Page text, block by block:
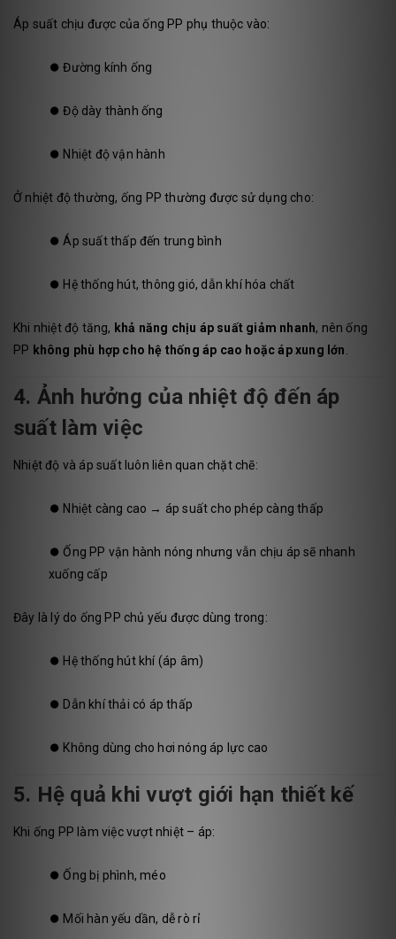
Áp suất chịu được của ống PP phụ thuộc vào:
⏺️Đường kính ống
⏺️Độ dày thành ống
⏺️ Nhiệt độ vận hành
Ở nhiệt độ thường, ống PP thường được sử dụng cho:
⏺️ Áp suất thấp đến trung bình
⏺️ Hệ thống hút, thông gió, dẫn khí hóa chất
Khi nhiệt độ tăng, khả năng chịu áp suất giảm nhanh, nên ống
PP không phù hợp cho hệ thống áp cao hoặc áp xung lớn
4. Ảnh hưởng của nhiệt độ đến áp
suất làm việc
Nhiệt độ và áp suất luôn liên quan chặt chẽ:
⏺️ Nhiệt càng cao → áp suất cho phép càng thấp
⏺️ Ống PP vận hành nóng nhưng vẫn chịu áp sẽ nhanh
xuống cấp
Đây là lý do ống PP chủ yếu được dùng trong:
⏺️ Hệ thống hút khí (áp âm)
⏺️ Dẫn khí thải có áp thấp
⏺️ Không dùng cho hơi nóng áp lực cao
5. Hệ quả khi vượt giới hạn thiết kế
Khi ống PP làm việc vượt nhiệt – áp:
⏺️ Ống bị phình, méo
⏺️ Mối hàn yếu dần, dễ rò rỉ